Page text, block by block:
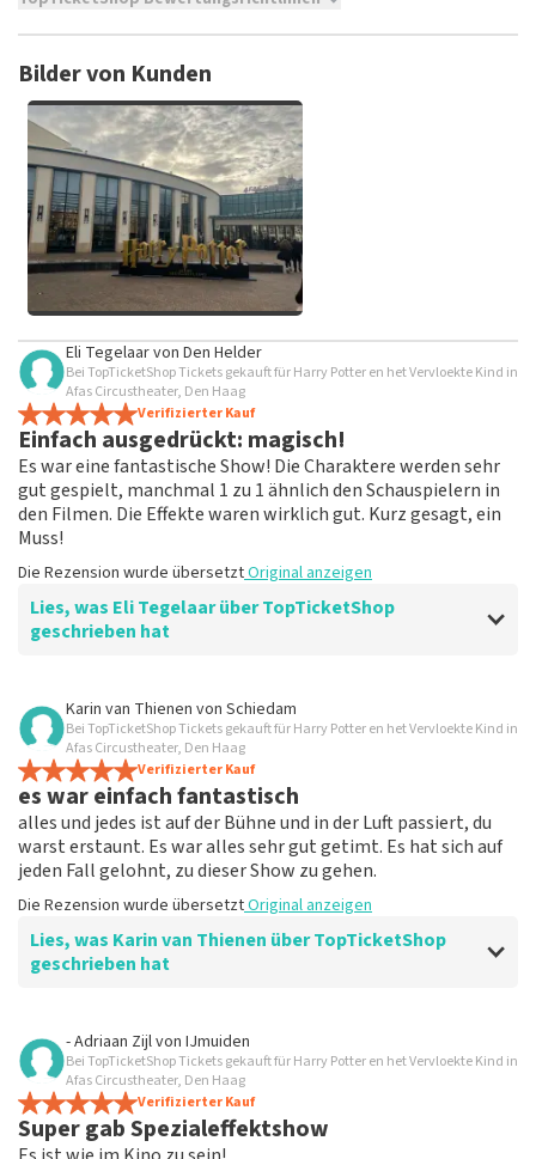
Es ist nicht möglich, eine Bewertung abzugeben, wenn du
beleidigender Sprache und/oder falschen Angaben werden
nicht veröffentlicht. Es kann einige Wochen dauern, bis eine
Bewertung veröffentlicht wird.
Bilder von Kunden
anzeigen
Eli Tegelaarvon Den Helder
Bei TopTicketShop Tickets gekauft für Harry Potter en het Vervloekte Kind in
Afas Circustheater, Den Haag
Verifizierter Kauf
Einfach ausgedrückt: magisch!
Es war eine fantastische Show! Die Charaktere werden sehr
gut gespielt, manchmal 1 zu 1 ähnlich den Schauspielern in
den Filmen. Die Effekte waren wirklich gut. Kurz gesagt, ein
Muss!
Die Rezension wurde übersetztOriginal anzeigen
Lies, was Eli Tegelaar über TopTicketShop
geschrieben hat
Bewertung von Eli Tegelaar über
Alles funktioniert
Alles hat einwandfrei funktioniert.
Die Rezension wurde übersetztOriginal anzeigen
Karin van Thienen von Schiedam
Bei TopTicketShop Tickets gekauft für Harry Potter en het Vervloekte Kind in
Afas Circustheater, Den Haag
Verifizierter Kauf
es war einfach fantastisch
alles und jedes ist auf der Bühne und in der Luft passiert, du
warst erstaunt. Es war alles sehr gut getimt. Es hat sich auf
jeden Fall gelohnt, zu dieser Show zu gehen.
Die Rezension wurde übersetztOriginal anzeigen
Lies, was Karin van Thienen über TopTicketShop
geschrieben hat
Bewertung von Karin van Thienen über
es lief sehr reibungslos
Die Tickets waren einfach zu buchen
Die Rezension wurde übersetztOriginal anzeigen
- Adriaan Zijlvon IJmuiden
Bei TopTicketShop Tickets gekauft für Harry Potter en het Vervloekte Kind in
Afas Circustheater, Den Haag
Verifizierter Kauf
Super gab Spezialeffektshow